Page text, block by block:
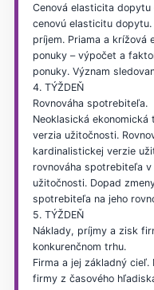
Cenová elasticita
cenovú elasticitu
príjem. Priama a krížová
ponuky – výpočet a
ponuky. Význam
4. TÝŽDEŇ
Rovnováha spotrebiteľa.
Neoklasická
verzia užitočnosti.
kardinalistickej verzie
rovnováha spotrebiteľa
užitočnosti. Dopad
spotrebiteľa na jeho
5. TÝŽDEŇ
Náklady, príjmy a zisk
konkurenčnom trhu.
Firma a jej základný
firmy z časového